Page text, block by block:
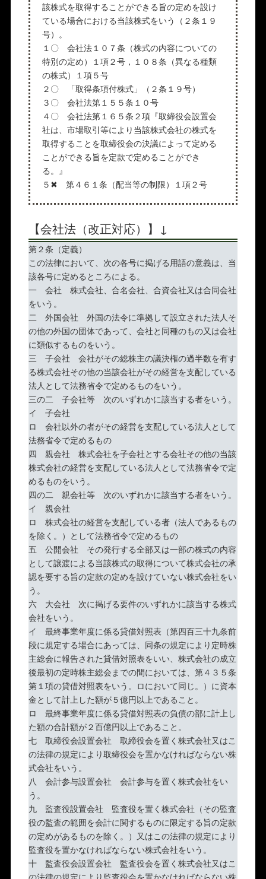
該株式を取得することができる旨の定めを設け
ている場合における当該株式をいう（２条１９
号）。
１〇 会社法１０７条（株式の内容についての
特別の定め）１項２号，１０８条（異なる種類
の株式）１項５号
２〇 「取得条項付株式」（２条１９号）
３〇 会社法第１５５条１０号
４〇 会社法第１６５条２項『取締役会設置会
社は、市場取引等により当該株式会社の株式を
取得することを取締役会の決議によって定める
ことができる旨を定款で定めることができ
る。』
５✖ 第４６１条（配当等の制限）１項２号
【会社法（改正対応）】↓
第２条（定義）
この法律において、次の各号に掲げる用語の意義は、当
該各号に定めるところによる。
一 会社 株式会社、合名会社、合資会社又は合同会社
をいう。
二 外国会社 外国の法令に準拠して設立された法人そ
の他の外国の団体であって、会社と同種のもの又は会社
に類似するものをいう。
三 子会社 会社がその総株主の議決権の過半数を有す
る株式会社その他の当該会社がその経営を支配している
法人として法務省令で定めるものをいう。
三の二 子会社等 次のいずれかに該当する者をいう。
イ 子会社
ロ 会社以外の者がその経営を支配している法人として
法務省令で定めるもの
四 親会社 株式会社を子会社とする会社その他の当該
株式会社の経営を支配している法人として法務省令で定
めるものをいう。
四の二 親会社等 次のいずれかに該当する者をいう。
イ 親会社
ロ 株式会社の経営を支配している者（法人であるもの
を除く。）として法務省令で定めるもの
五 公開会社 その発行する全部又は一部の株式の内容
として譲渡による当該株式の取得について株式会社の承
認を要する旨の定款の定めを設けていない株式会社をい
う。
六 大会社 次に掲げる要件のいずれかに該当する株式
会社をいう。
イ 最終事業年度に係る貸借対照表（第四百三十九条前
段に規定する場合にあっては、同条の規定により定時株
主総会に報告された貸借対照表をいい、株式会社の成立
後最初の定時株主総会までの間においては、第４３５条
第１項の貸借対照表をいう。ロにおいて同じ。）に資本
金として計上した額が５億円以上であること。
ロ 最終事業年度に係る貸借対照表の負債の部に計上し
た額の合計額が２百億円以上であること。
七 取締役会設置会社 取締役会を置く株式会社又はこ
の法律の規定により取締役会を置かなければならない株
式会社をいう。
八 会計参与設置会社 会計参与を置く株式会社をい
う。
九 監査役設置会社 監査役を置く株式会社（その監査
役の監査の範囲を会計に関するものに限定する旨の定款
の定めがあるものを除く。）又はこの法律の規定により
監査役を置かなければならない株式会社をいう。
十 監査役会設置会社 監査役会を置く株式会社又はこ
の法律の規定により監査役会を置かなければならない株